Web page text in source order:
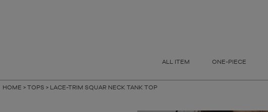
ALL ITEM ONE-PIECE
HOME TOPS LACE-TRIM SQUAR NECK TANK TOP